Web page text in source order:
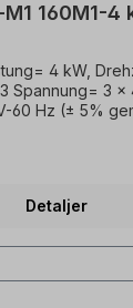
160M1-4
4 kW,
Spannung= 3
60 Hz (± 5%
Schutzart= IP55,
F
Motorfüße=
Detaljer